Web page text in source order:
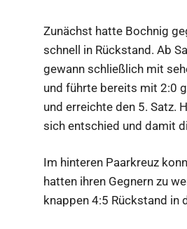
Zunächst hatte Bochnig
schnell in Rückstand. Ab
gewann schließlich mit
und führte bereits mit 2:0
und erreichte den 5. Satz.
sich entschied und damit
Im hinteren Paarkreuz
hatten ihren Gegnern zu
knappen 4:5 Rückstand in